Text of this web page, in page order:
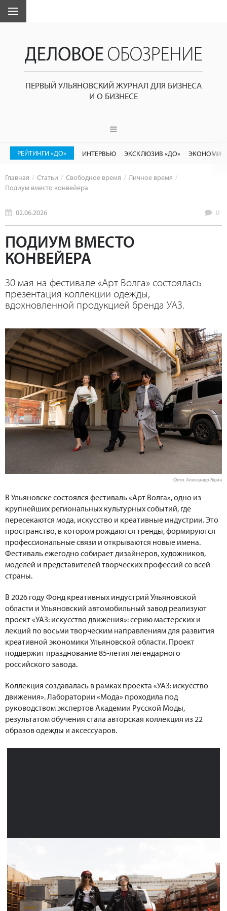
ПЕРВЫЙ УЛЬЯНОВСКИЙ ЖУРНАЛ ДЛЯ БИЗНЕСА
И О БИЗНЕСЕ
РЕЙТИНГИ «ДО» ИНТЕРВЬЮ ЭКСКЛЮЗИВ «ДО»
Главная Статьи Свободное время
Личное время
Подиум вместо конвейера
02.06.2026 0
ПОДИУМ ВМЕСТО
КОНВЕЙЕРА
30 мая на фестивале «Арт Волга» состоялась
презентация коллекции одежды,
вдохновленной продукцией бренда УАЗ.
Фото: Александр Яшин
В Ульяновске состоялся фестиваль «Арт Волга», одно из
крупнейших региональных культурных событий, где
пересекаются мода, искусство и креативные индустрии. Это
пространство, в котором рождаются тренды, формируются
профессиональные связи и открываются новые имена.
Фестиваль ежегодно собирает дизайнеров, художников,
моделей и представителей творческих профессий со всей
страны.
В 2026 году Фонд креативных индустрий Ульяновской
области и Ульяновский автомобильный завод реализуют
проект «УАЗ: искусство движения»: серию мастерских и
лекций по восьми творческим направлениям для развития
креативной экономики Ульяновской области. Проект
поддержит празднование 85-летия легендарного
российского завода.
Коллекция создавалась в рамках проекта «УАЗ: искусство
движения». Лаборатории «Мода» проходила под
руководством экспертов Академии Русской Моды,
результатом обучения стала авторская коллекция из 22
образов одежды и аксессуаров.